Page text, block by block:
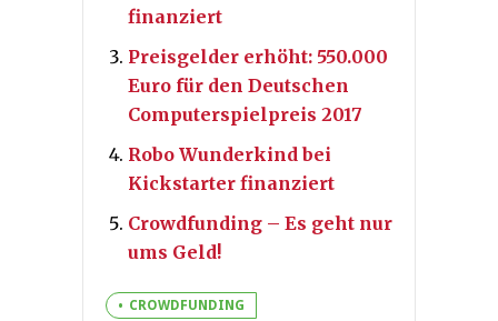
finanziert
Preisgelder erhöht: 550.000
Euro für den Deutschen
Computerspielpreis 2017
Robo Wunderkind bei
Kickstarter finanziert­
Crowdfunding – Es geht nur
ums Geld!
CROWDFUNDING